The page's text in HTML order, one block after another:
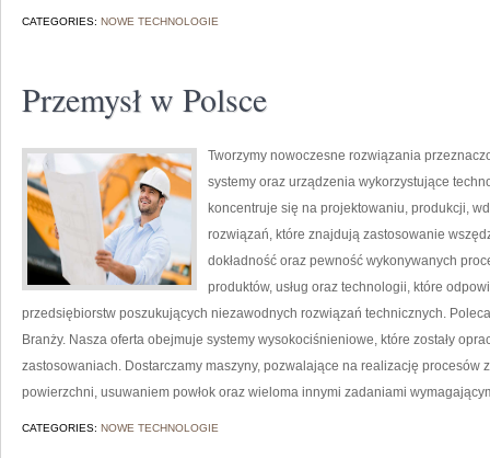
CATEGORIES: NOWE TECHNOLOGIE
Przemysł w Polsce
Tworzymy nowoczesne rozwiązania
systemy oraz urządzenia wykorzystujące
koncentruje się na projektowaniu, produkcji,
rozwiązań, które znajdują zastosowanie
dokładność oraz pewność wykonywanych
produktów, usług oraz technologii, które
przedsiębiorstw poszukujących niezawodnych rozwiązań technicznych.
Branży. Nasza oferta obejmuje systemy wysokociśnieniowe, które zostały
zastosowaniach. Dostarczamy maszyny, pozwalające na realizację procesów
powierzchni, usuwaniem powłok oraz wieloma innymi zadaniami
CATEGORIES: NOWE TECHNOLOGIE